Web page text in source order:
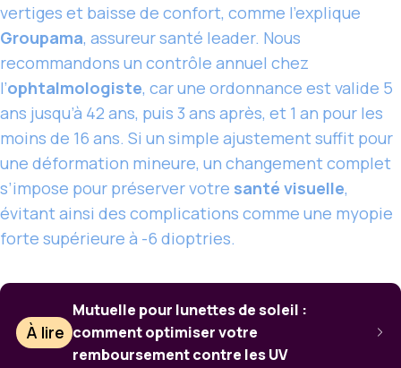
vertiges et baisse de confort, comme l’explique
Groupama, assureur santé leader. Nous
recommandons un contrôle annuel chez
l’ophtalmologiste, car une ordonnance est valide 5
ans jusqu’à 42 ans, puis 3 ans après, et 1 an pour les
moins de 16 ans. Si un simple ajustement suffit pour
une déformation mineure, un changement complet
s’impose pour préserver votre santé visuelle,
évitant ainsi des complications comme une myopie
forte supérieure à -6 dioptries.
À lire
Mutuelle pour lunettes de soleil :
comment optimiser votre
remboursement contre les UV